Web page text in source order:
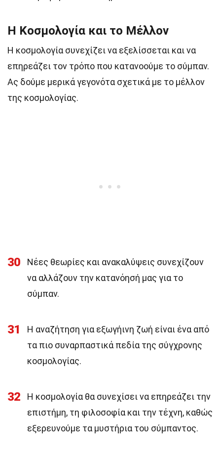
Η Κοσμολογία και το Μέλλον
Η κοσμολογία συνεχίζει να εξελίσσεται και να
επηρεάζει τον τρόπο που κατανοούμε το σύμπαν.
Ας δούμε μερικά γεγονότα σχετικά με το μέλλον
της κοσμολογίας.
30
Νέες θεωρίες και ανακαλύψεις συνεχίζουν
να αλλάζουν την κατανόησή μας για το
σύμπαν.
31
Η αναζήτηση για εξωγήινη ζωή είναι ένα από
τα πιο συναρπαστικά πεδία της σύγχρονης
κοσμολογίας.
32
Η κοσμολογία θα συνεχίσει να επηρεάζει την
επιστήμη, τη φιλοσοφία και την τέχνη, καθώς
εξερευνούμε τα μυστήρια του σύμπαντος.